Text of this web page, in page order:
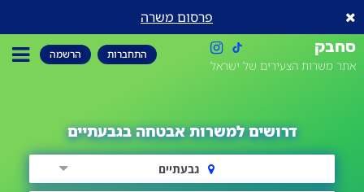
פרסום משרה
סחבק
אתר משרות הצעירים של ישראל
התחברות הרשמה
דרושים למשרות אבטחה בגבעתיים
גבעתיים